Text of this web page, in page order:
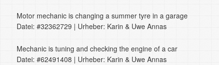
Motor mechanic is changing a summer tyre in a garage
Datei: #32362729 | Urheber: Karin & Uwe Annas
Mechanic is tuning and checking the engine of a car
Datei: #62491408 | Urheber: Karin & Uwe Annas